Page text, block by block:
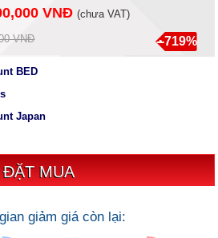
VNĐ (chưa VAT)
VNĐ --719%
BED
Japan
giảm giá còn lại: